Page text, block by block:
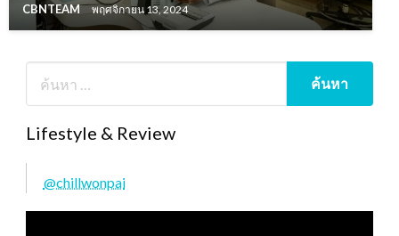
CBNTEAM พฤศจิกายน 13, 2024
Lifestyle & Review
@chillwonpai